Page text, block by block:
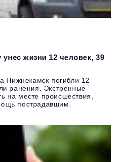
жизни 12 человек, 39
Нижнекамск погибли 12
ранения. Экстренные
на месте происшествия,
пострадавшим.